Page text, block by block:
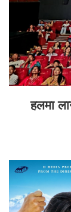
हलमा